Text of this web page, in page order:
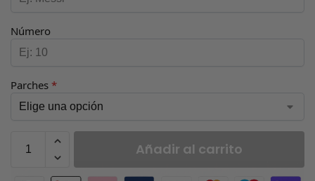
Número
Parches *
Añadir al carrito